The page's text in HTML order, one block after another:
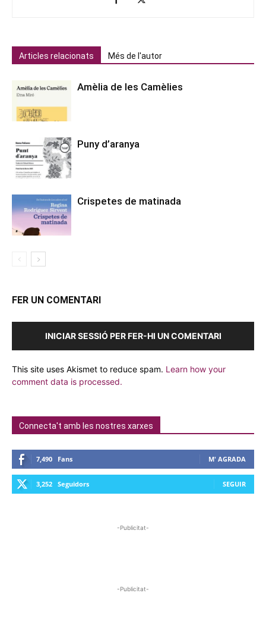
Articles relacionats Més de l'autor
Amèlia de les Camèlies
Puny d’aranya
Crispetes de matinada
FER UN COMENTARI
INICIAR SESSIÓ PER FER-HI UN COMENTARI
This site uses Akismet to reduce spam. Learn how your
comment data is processed.
Connecta't amb les nostres xarxes
7,490 Fans M' AGRADA
3,252 Seguidors SEGUIR
-Publicitat-
-Publicitat-